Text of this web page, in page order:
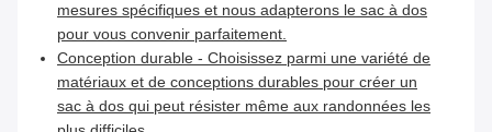
mesures spécifiques et nous adapterons le sac à dos
pour vous convenir parfaitement.
Conception durable - Choisissez parmi une variété de
matériaux et de conceptions durables pour créer un
sac à dos qui peut résister même aux randonnées les